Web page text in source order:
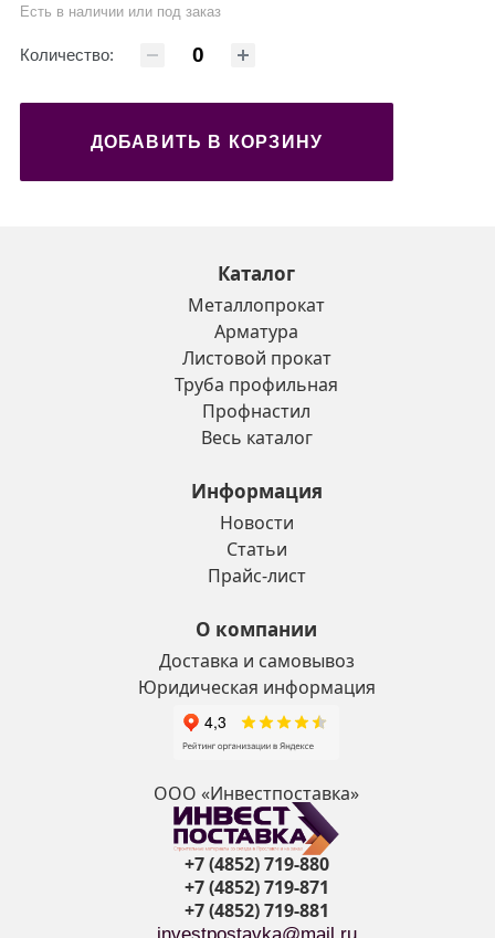
Есть в наличии или под заказ
Количество:
ДОБАВИТЬ В КОРЗИНУ
Каталог
Металлопрокат
Арматура
Листовой прокат
Труба профильная
Профнастил
Весь каталог
Информация
Новости
Статьи
Прайс-лист
О компании
Доставка и самовывоз
Юридическая информация
ООО «Инвестпоставка»
+7 (4852) 719-880
+7 (4852) 719-871
+7 (4852) 719-881
investpostavka@mail.ru